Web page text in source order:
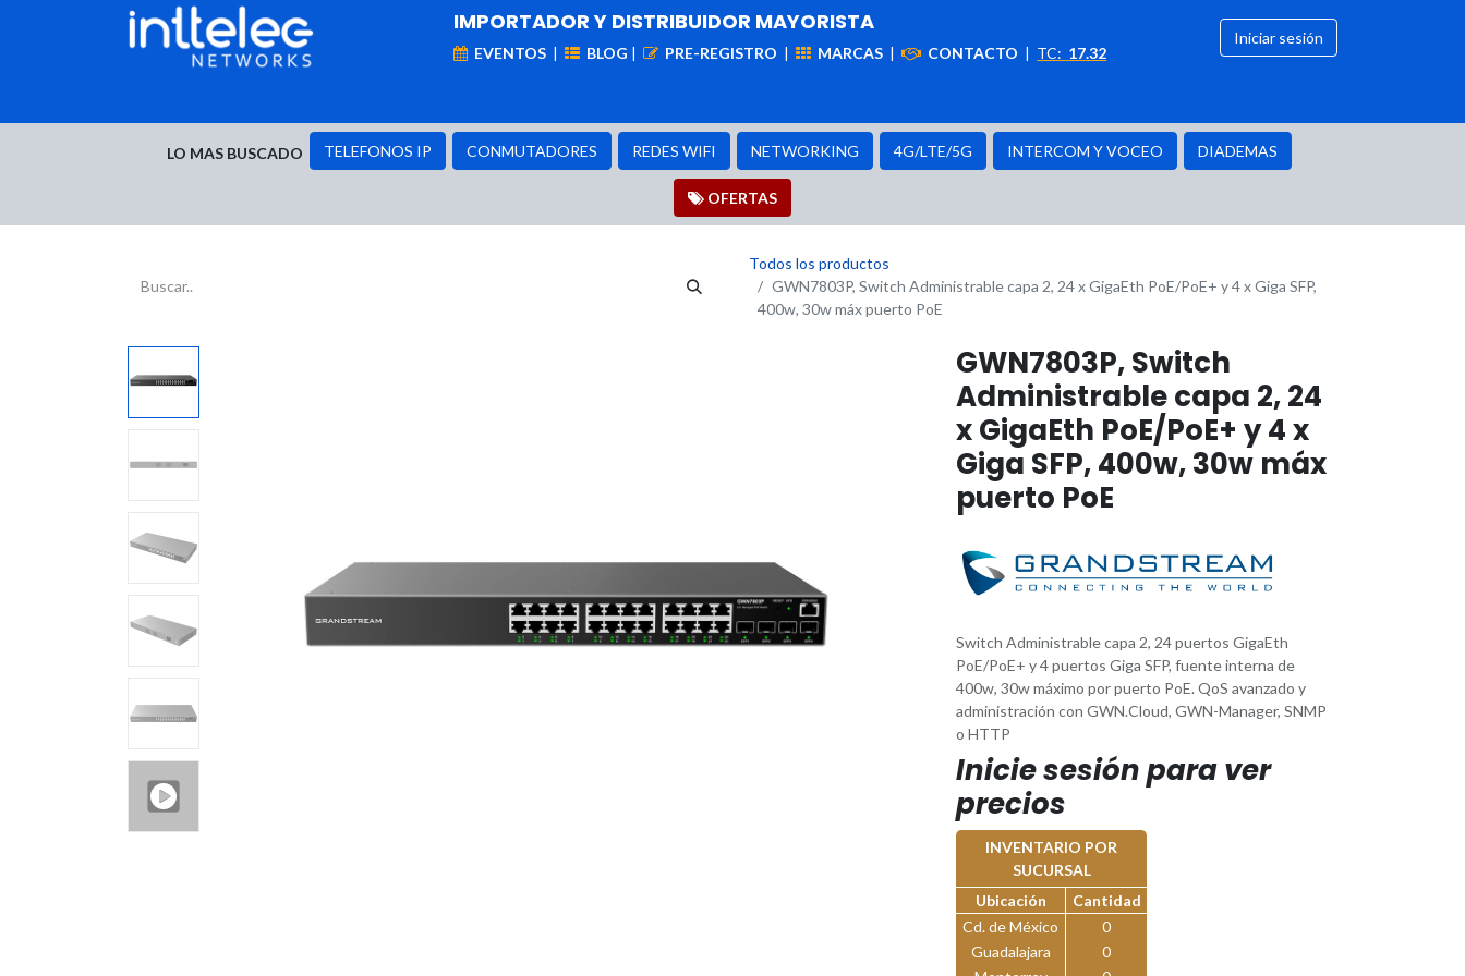
IMPORTADOR Y DISTRIBUIDOR MAYORISTA
EVENTOS | BLOG | PRE-REGISTRO | MARCAS | CONTACTO | TC: 17.32
Iniciar sesión
LO MAS BUSCADO TELEFONOS IP CONMUTADORES REDES WIFI NETWORKING 4G/LTE/5G INTERCOM Y VOCEO DIADEMAS
OFER​​​​TAS
Todos los productos
GWN7803P, Switch Administrable capa 2, 24 x GigaEth PoE/PoE+ y 4 x Giga SFP,
400w, 30w máx puerto PoE
GWN7803P, Switch
Administrable capa 2, 24
x GigaEth PoE/PoE+ y 4 x
Giga SFP, 400w, 30w máx
puerto PoE
Switch Administrable capa 2, 24 puertos GigaEth
PoE/PoE+ y 4 puertos Giga SFP, fuente interna de
400w, 30w máximo por puerto PoE. QoS avanzado y
administración con GWN.Cloud, GWN-Manager, SNMP
o HTTP
Inicie sesión para ver
precios
INVENTARIO POR
SUCURSAL
Ubicación
Cantidad
Cd. de México
0
Guadalajara
0